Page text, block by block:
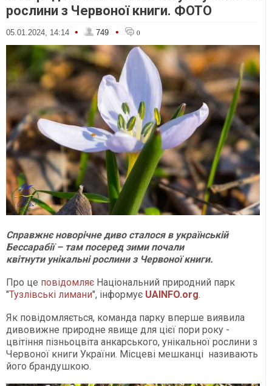
рослини з Червоної книги. ФОТО
05.01.2024, 14:14 • 749 • 0
Справжнє новорічне диво сталося в українській
Бессарабії – там посеред зими почали
квітнути унікальні рослини з Червоної книги.
Про це повідомляє Національний природний парк
"Тузлівські лимани", інформує UAINFO.org.
Як повідомляється, команда парку вперше виявила
дивовижне природне явище для цієї пори року -
цвітіння пізньоцвіта анкарського, унікальної рослини з
Червоної книги України. Місцеві мешканці називають
його брандушкою.